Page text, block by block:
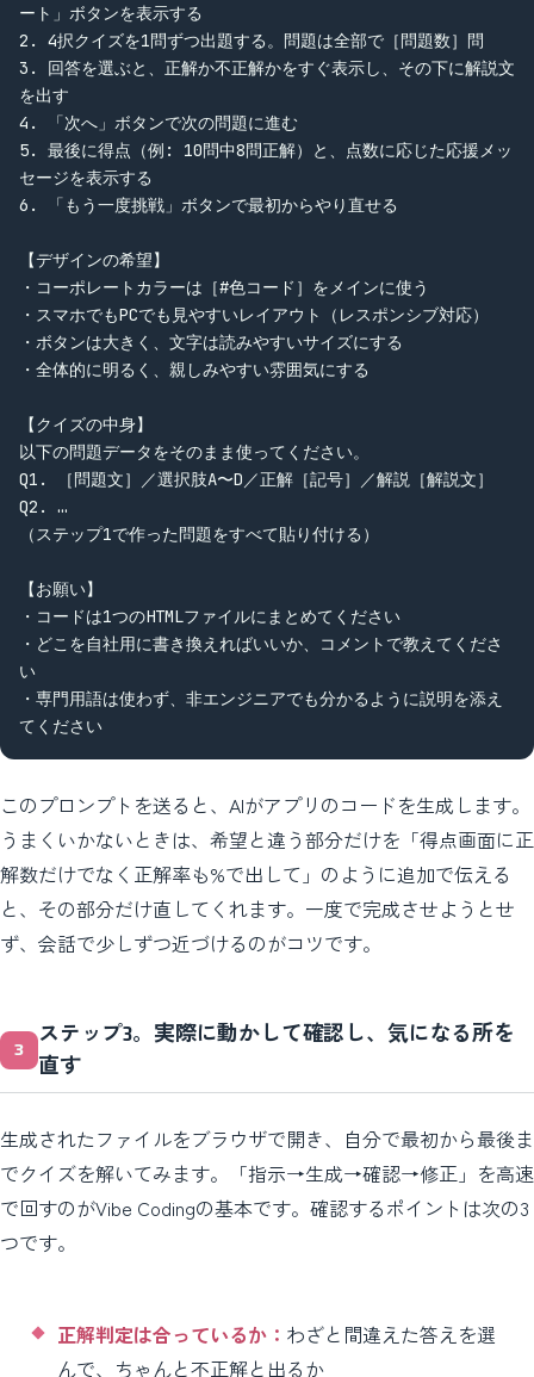
ート」ボタンを表示する
2. 4択クイズを1問ずつ出題する。問題は全部で［問題数］問
3. 回答を選ぶと、正解か不正解かをすぐ表示し、その下に解説文
を出す
4. 「次へ」ボタンで次の問題に進む
5. 最後に得点（例: 10問中8問正解）と、点数に応じた応援メッ
セージを表示する
6. 「もう一度挑戦」ボタンで最初からやり直せる
【デザインの希望】
・コーポレートカラーは［#色コード］をメインに使う
・スマホでもPCでも見やすいレイアウト（レスポンシブ対応）
・ボタンは大きく、文字は読みやすいサイズにする
・全体的に明るく、親しみやすい雰囲気にする
【クイズの中身】
以下の問題データをそのまま使ってください。
Q1. ［問題文］／選択肢A〜D／正解［記号］／解説［解説文］
Q2. …
（ステップ1で作った問題をすべて貼り付ける）
【お願い】
・コードは1つのHTMLファイルにまとめてください
・どこを自社用に書き換えればいいか、コメントで教えてくださ
い
・専門用語は使わず、非エンジニアでも分かるように説明を添え
てください
このプロンプトを送ると、AIがアプリのコードを生成します。
うまくいかないときは、希望と違う部分だけを「得点画面に正
解数だけでなく正解率も%で出して」のように追加で伝える
と、その部分だけ直してくれます。一度で完成させようとせ
ず、会話で少しずつ近づけるのがコツです。
ステップ3。実際に動かして確認し、気になる所を
直す
生成されたファイルをブラウザで開き、自分で最初から最後ま
でクイズを解いてみます。「指示→生成→確認→修正」を高速
で回すのがVibe Codingの基本です。確認するポイントは次の3
つです。
正解判定は合っているか： わざと間違えた答えを選
んで、ちゃんと不正解と出るか